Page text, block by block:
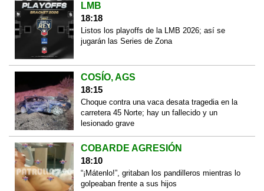
LMB
18:18
Listos los playoffs de la LMB 2026; así se
jugarán las Series de Zona
COSÍO, AGS
18:15
Choque contra una vaca desata tragedia en la
carretera 45 Norte; hay un fallecido y un
lesionado grave
COBARDE AGRESIÓN
18:10
“¡Mátenlo!”, gritaban los pandilleros mientras lo
golpeaban frente a sus hijos